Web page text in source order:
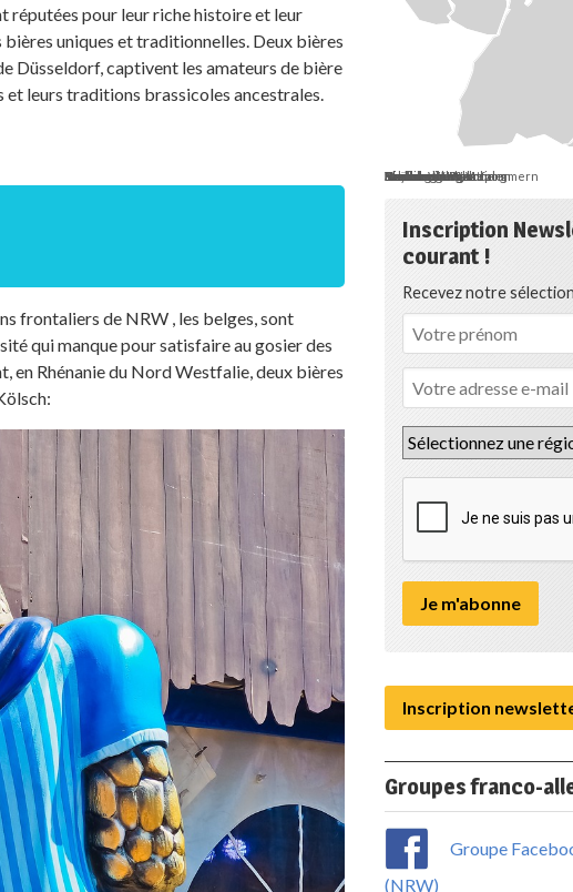
réputées pour leur riche histoire et leur
uniques et traditionnelles. Deux bières
Düsseldorf, captivent les amateurs de bière
et leurs traditions brassicoles ancestrales.
frontaliers de NRW , les belges, sont
qui manque pour satisfaire au gosier des
en Rhénanie du Nord Westfalie, deux bières
Berlin
Bremen
Hamburg
Saarland
Schleswig-Holstein
Mecklenburg-Vorpommern
Brandenburg
Niedersachsen
Sachsen-Anhalt
Sachsen
Thüringen
Hessen
Nordrhein-Westfalen
Rheinland-Pfalz
Baden-Württemberg
Bayern
Inscription
courant !
Recevez notre
Inscription
Groupes franco-
Groupe
(NRW)